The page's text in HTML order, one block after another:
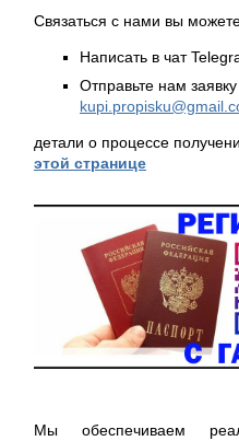
Связаться с нами вы
Написать в чат
Отправьте нам
детали о процессе
этой странице
Мы обеспечиваем